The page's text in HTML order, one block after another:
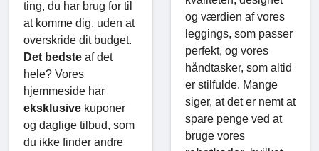
ting, du har brug for til
at komme dig, uden at
overskride dit budget.
Det bedste af det
hele? Vores
hjemmeside har
eksklusive kuponer
og daglige tilbud, som
du ikke finder andre
og værdien af vores
leggings, som passer
perfekt, og vores
håndtasker, som altid
er stilfulde. Mange
siger, at det er nemt at
spare penge ved at
bruge vores